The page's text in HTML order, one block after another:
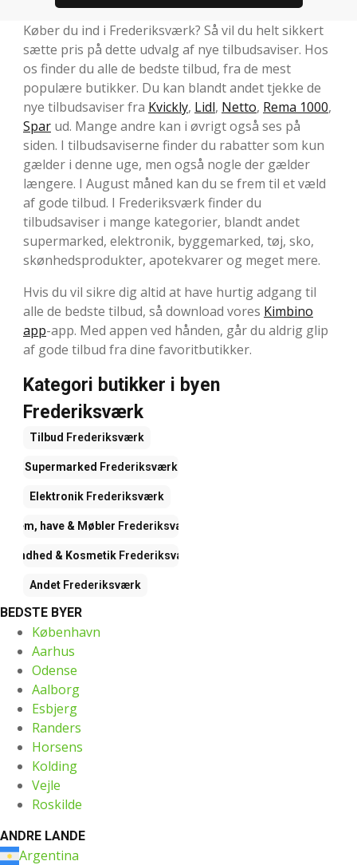
Køber du ind i Frederiksværk? Så vil du helt sikkert
sætte pris på dette udvalg af nye tilbudsaviser. Hos
os finder du alle de bedste tilbud, fra de mest
populære butikker. Du kan blandt andet tjekke de
nye tilbudsaviser fra Kvickly, Lidl, Netto, Rema 1000,
Spar ud. Mange andre kan i øvrigt også ses på
siden. I tilbudsaviserne finder du rabatter som kun
gælder i denne uge, men også nogle der gælder
længere. I August måned kan du se frem til et væld
af gode tilbud. I Frederiksværk finder du
tilbudsaviser i mange kategorier, blandt andet
supermarked, elektronik, byggemarked, tøj, sko,
skønhedsprodukter, apotekvarer og meget mere.
Hvis du vil sikre dig altid at have hurtig adgang til
alle de bedste tilbud, så download vores Kimbino
app-app. Med appen ved hånden, går du aldrig glip
af gode tilbud fra dine favoritbutikker.
Kategori butikker i byen
Frederiksværk
Tilbud Frederiksværk
Supermarked Frederiksværk
Elektronik Frederiksværk
Hjem, have & Møbler Frederiksværk
Sundhed & KosmetikFrederiksværk
Andet Frederiksværk
BEDSTE BYER
København
Aarhus
Odense
Aalborg
Esbjerg
Randers
Horsens
Kolding
Vejle
Roskilde
ANDRE LANDE
Argentina